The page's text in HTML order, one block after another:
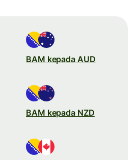
BAM kepada AUD
BAM kepada NZD